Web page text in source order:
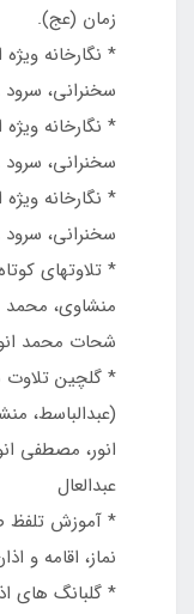
زمان (عج).
* نگارخانه
سخنراني،
* نگارخانه
سخنراني،
* نگارخانه
سخنراني،
* تلاوتهاي
منشاوي، محمد
شحات محمد
* گلچين
(عبدالباسط،
انور، مصطفي
عبدالعال
* آموزش تلفظ
نماز، اقامه و
* گلبانگ های